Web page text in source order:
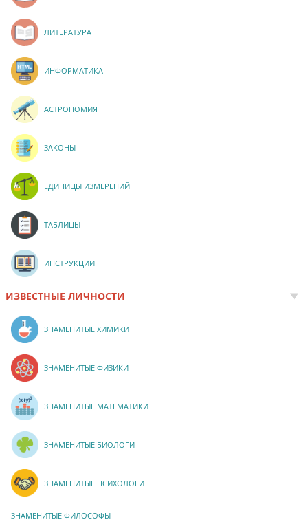
ЛИТЕРАТУРА
ИНФОРМАТИКА
АСТРОНОМИЯ
ЗАКОНЫ
ЕДИНИЦЫ ИЗМЕРЕНИЙ
ТАБЛИЦЫ
ИНСТРУКЦИИ
ИЗВЕСТНЫЕ ЛИЧНОСТИ
ЗНАМЕНИТЫЕ ХИМИКИ
ЗНАМЕНИТЫЕ ФИЗИКИ
ЗНАМЕНИТЫЕ МАТЕМАТИКИ
ЗНАМЕНИТЫЕ БИОЛОГИ
ЗНАМЕНИТЫЕ ПСИХОЛОГИ
ЗНАМЕНИТЫЕ ФИЛОСОФЫ